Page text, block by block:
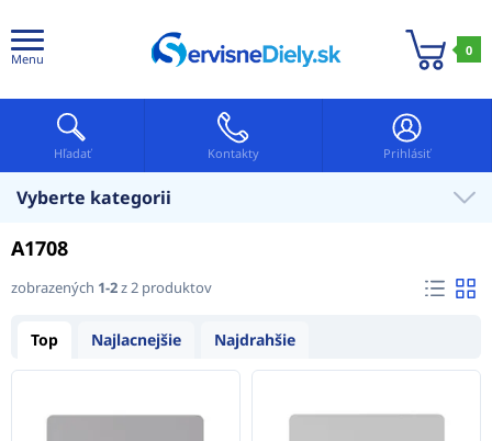
Menu
0
Hľadať Kontakty Prihlásiť
Vyberte kategorii
A1708
zobrazených 1-2z 2 produktov
Top Najlacnejšie Najdrahšie